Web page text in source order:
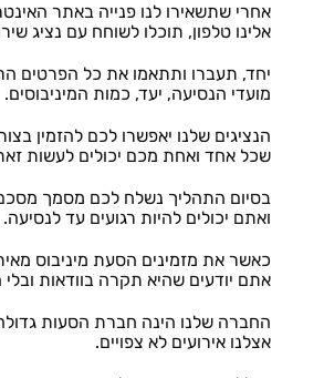
אחרי שתשאירו לנו פנייה באתר
אלינו טלפון, תוכלו לשוחח עם נציג
יחד, תעברו ותתאמו את כל הפרטים
מועדי הנסיעה, יעד, כמות המיניבוסים.
הנציגים שלנו יאפשרו לכם להזמין
שכל אחד ואחת מכם יכולים לעשות
בסיום התהליך נשלח לכם מסמך
ואתם יכולים להיות רגועים עד לנסיעה.
כאשר את מזמינים הסעת מיניבוס
אתם יודעים שהיא תקרה בוודאות
החברה שלנו הינה חברת הסעות גדולה
אצלנו אירועים לא צפויים.